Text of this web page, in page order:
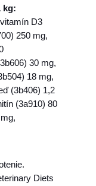
kg:
D3
250 mg,
30 mg,
18 mg,
(3b406) 1,2
(3a910) 80
Diets